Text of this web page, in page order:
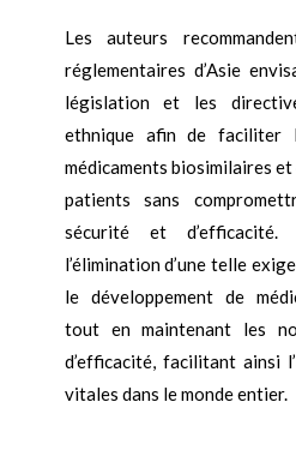
Les auteurs
réglementaires d’Asie
législation et les
ethnique afin de faciliter
médicaments biosimilaires et
patients sans
sécurité et
l’élimination d’une telle
le développement de
tout en maintenant les
d’efficacité, facilitant ainsi
vitales dans le monde entier.